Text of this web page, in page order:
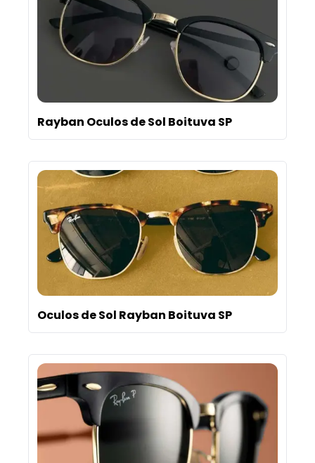
Rayban Oculos de Sol Boituva SP
Oculos de Sol Rayban Boituva SP